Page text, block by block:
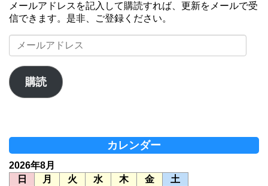
メールアドレスを記入して購読すれば、更新をメールで受
信できます。是非、ご登録ください。
メ
ー
ア
ド
購読
カレンダー
2026年8月
日
月 火 水 木 金
土